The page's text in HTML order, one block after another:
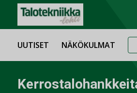
UUTISET NÄKÖKULMAT